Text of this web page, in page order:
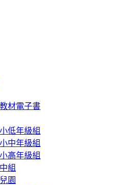
材電子書
低年級組
中年級組
高年級組
組
園